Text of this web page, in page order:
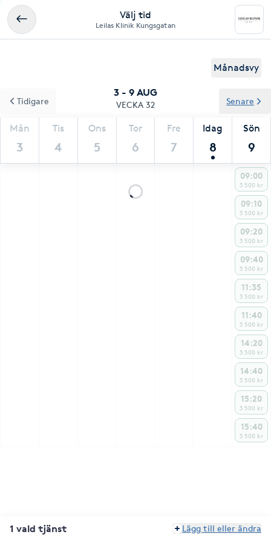
Välj tid
Leilas Klinik Kungsgatan
Månadsvy
3 - 9 AUG
VECKA 32
Mån
3
Tis
4
Ons
5
Tor
6
Fre
7
Idag
8
Sön
9
Tidigare Senare
09:00
3 500 kr
09:10
3 500 kr
09:20
3 500 kr
09:40
3 500 kr
11:35
3 500 kr
11:40
3 500 kr
14:20
3 500 kr
14:40
3 500 kr
15:20
3 500 kr
15:40
3 500 kr
1 vald tjänst Lägg till eller ändra